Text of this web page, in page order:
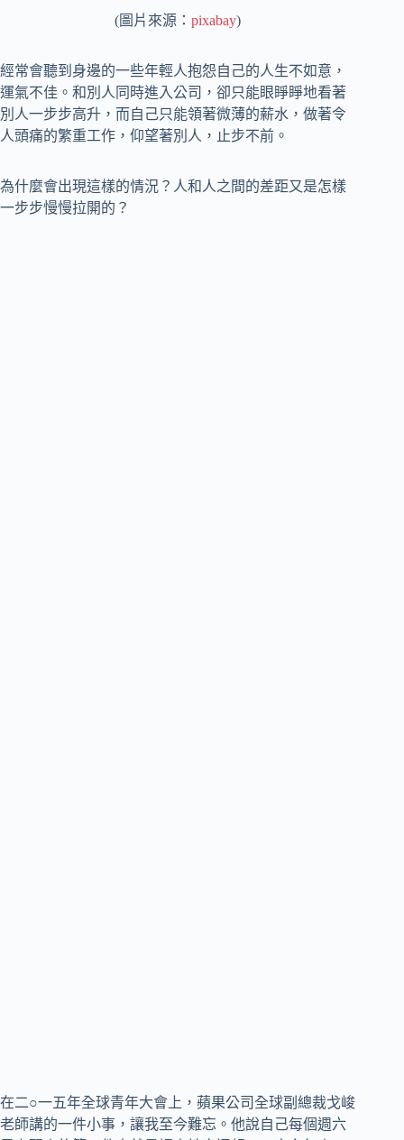
(圖片來源：pixabay)
經常會聽到身邊的一些年輕人抱怨自己的人生不如意，
運氣不佳。和別人同時進入公司，卻只能眼睜睜地看著
別人一步步高升，而自己只能領著微薄的薪水，做著令
人頭痛的繁重工作，仰望著別人，止步不前。
為什麼會出現這樣的情況？人和人之間的差距又是怎樣
一步步慢慢拉開的？
在二○一五年全球青年大會上，蘋果公司全球副總裁戈峻
老師講的一件小事，讓我至今難忘。他說自己每個週六